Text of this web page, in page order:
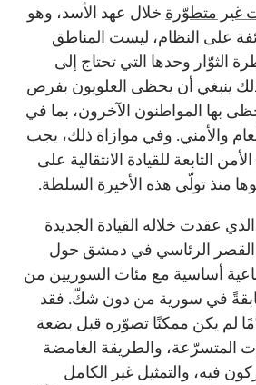
غير متطوّرة خلال عهد الأسد، وهو
على النظام، ليست المناطق
الثوّار وحدها التي تحتاج إلى
ينبغي أن يحظى العلويون بفرص
بها المواطنون الآخرون، بما في
والأمني. وفي موازاة ذلك، يجب
التابعة للقيادة الانتقالية على
منذ تولّي هذه الأخيرة السلطة.
عقدت خلاله القيادة الجديدة
الرئاسي في دمشق حول
أساسية مع مئات السوريين من
سابقةً في سورية من دون شكّ. فقد
لم يكن ممكنًا تصوّره قبل بضعة
المتسرّعة، والطريقة الغامضة
فيه، والتمثيل غير الكامل